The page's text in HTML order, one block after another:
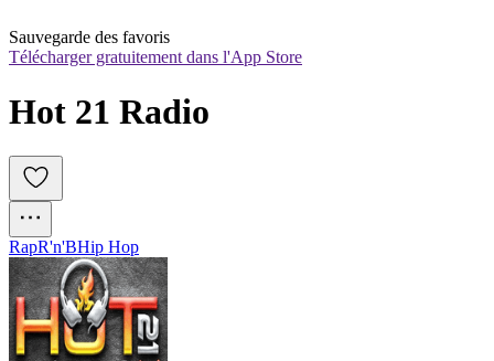
Sauvegarde des favoris
Télécharger gratuitement dans l'App Store
Hot 21 Radio
RapR'n'BHip Hop